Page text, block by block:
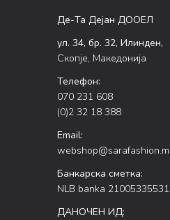
Де-Та Дејан ДООЕЛ
ул. 34, бр. 32, Илинден,
Скопје, Македонија
Телефон:
070 231 608
(0)2 32 18 388
Email:
Банкарска сметка:
NLB banka
ДАНОЧЕН ИД: